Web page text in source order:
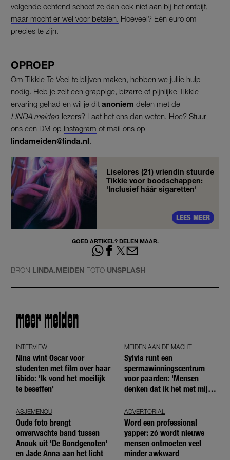
volgende ochtend schoof ze dan ook niet aan bij het ontbijt,
maar mocht er wel voor betalen. Hoeveel? Eén euro om
precies te zijn.
OPROEP
Om Tikkie Te Veel te blijven maken, hebben we jullie hulp
nodig. Heb je zelf een grappige, bizarre of pijnlijke Tikkie-
ervaring gehad en wil je dit anoniem delen met de
LINDA.meiden-lezers? Laat het ons dan weten. Hoe? Stuur
ons een DM op Instagram of mail ons op
lindameiden@linda.nl
Liselores (21) vriendin stuurde
Tikkie voor boodschappen:
'Inclusief háár sigaretten'
LEES MEER
GOED ARTIKEL? DELEN MAAR.
BRON LINDA.MEIDEN FOTO UNSPLASH
meer meiden
INTERVIEW
Nina wint Oscar voor
studenten met film over haar
libido: 'Ik vond het moeilijk
te beseffen'
MEIDEN AAN DE MACHT
Sylvia runt een
spermawinningscentrum
voor paarden: 'Mensen
denken dat ik het met mijn
ASJEMENOU
Oude foto brengt
onverwachte band tussen
Anouk uit 'De Bondgenoten'
en Jade Anna aan het licht
ADVERTORIAL
Word een professional
yapper: zó wordt nieuwe
mensen ontmoeten veel
minder awkward